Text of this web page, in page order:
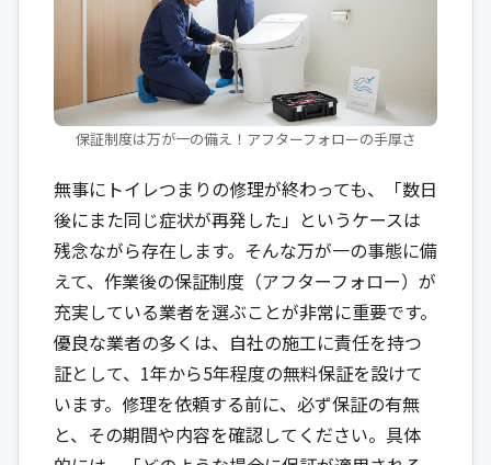
保証制度は万が一の備え！アフターフォローの手厚さ
無事にトイレつまりの修理が終わっても、「数日
後にまた同じ症状が再発した」というケースは
残念ながら存在します。そんな万が一の事態に備
えて、作業後の保証制度（アフターフォロー）が
充実している業者を選ぶことが非常に重要です。
優良な業者の多くは、自社の施工に責任を持つ
証として、1年から5年程度の無料保証を設けて
います。修理を依頼する前に、必ず保証の有無
と、その期間や内容を確認してください。具体